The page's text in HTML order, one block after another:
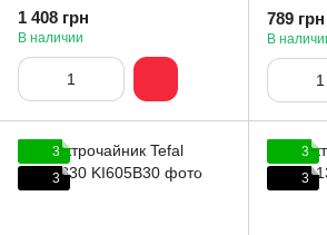
1 408 грн
В наличии
789 грн
В
3
3
3
3